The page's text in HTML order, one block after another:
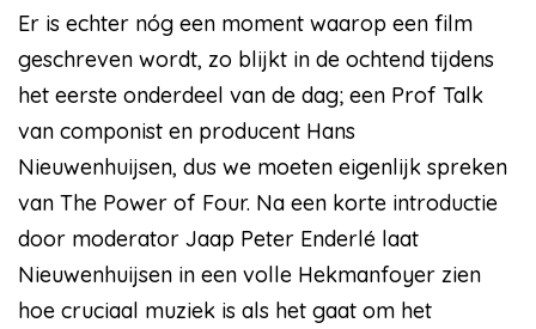
Er is echter nóg een moment waarop een film
geschreven wordt, zo blijkt in de ochtend tijdens
het eerste onderdeel van de dag; een Prof Talk
van componist en producent Hans
Nieuwenhuijsen, dus we moeten eigenlijk spreken
van The Power of Four. Na een korte introductie
door moderator Jaap Peter Enderlé laat
Nieuwenhuijsen in een volle Hekmanfoyer zien
hoe cruciaal muziek is als het gaat om het